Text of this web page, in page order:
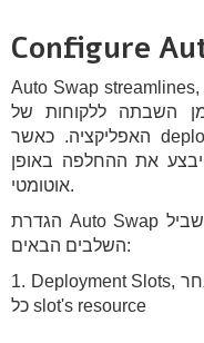
Configure
Auto Swap streamlines, תרחישים שבהם נרצה לבצע deploy
השבתה ללקוחות של
האפליקציה. כאשר deploy מוגדר כ Auto Swap, בכל פעם
יבצע את ההחלפה באופן
אוטומטי.
הגדרת Auto Swap בשביל slot בצורה הקלה ביותר, בצע את
השלבים הבאים:
1. Deployment Slots, נבחר Application Settings זה יראה את
כל slot's resource